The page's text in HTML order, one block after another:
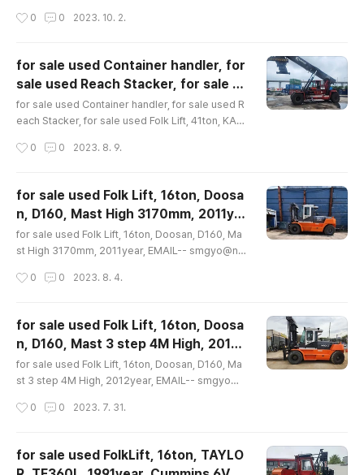
el--ROTO4521KSC, good work condi
tion, smgyo@naver.com, 중고 하이랜
del--ROTO4521KSC, good work condition, smg
터, 2003년식, 상태양호, 문의 02-2677-5544, 대가중
장비플랜트, Folk Lift, for sale used High Lander, M
ERLO SPA, ROTO45.21KSC, Charge Max, Max c
apacity 4500kg, Weight 14520..
0 0 2023. 10. 2.
for sale used Container handler, for
sale used Reach Stacker, for sale u
sed Folk Lift, 41ton, KALMAR, MODE
L-DC4160RS5, 1996year, Good, EMA
IL-- smgyo@naver.com, 중고 컨테이너
for sale used Container handler, for sale used R
each Stacker, for sale used Folk Lift, 41ton, KAL
AIL-- smgyo@naver.com, 중고 컨테이너 핸들러 매매
차작업중량41톤, 장비자중60톤, 1996년식, 상태양호, 문
의 02-2677-5544, 대가중장비플랜트, for sale used
Container handler, for sale used Reach Stacker,
for sale used Folk Lift, 41ton, KALM..
0 0 2023. 8. 9.
for sale used Folk Lift, 16ton, Doosa
n, D160, Mast High 3170mm, 2011ye
ar, EMAIL-- smgyo@naver.com, 중고
지게차매매문의수출문의, 중고지게차16톤-1
5톤급이상지게차매매수출문의, 16톤, 두산,
for sale used Folk Lift, 16ton, Doosan, D160, Ma
st High 3170mm, 2011year, EMAIL-- smgyo@na
톤-15톤급이상지게차매매수출문의, 16톤, 두산, D160,
n, Doosan, D160, Mast High 3170mm, 2011year,
EMAIL-- smgyo@naver.com, 중고지게차매매문의수
출문의, 중고지게차16톤-15톤급이상지게차매매수출문
의, 16톤, 두산, D160, 높이3170mm, 2011년식, 상태양
0 0 2023. 8. 4.
for sale used Folk Lift, 16ton, Doosa
n, D160, Mast 3 step 4M High, 2012y
ear, EMAIL-- smgyo@naver.com, 중
고지게차매매문의수출문의, 중고지게차16
톤-15톤급이상지게차매매수출문의, 16톤, 두
for sale used Folk Lift, 16ton, Doosan, D160, Ma
st 3 step 4M High, 2012year, EMAIL-- smgyo@n
톤-15톤급이상지게차매매수출문의, 16톤, 두산, D160, 3
16ton, Doosan, D160, Mast 3 step 4M High, 201
0 0 2023. 7. 31.
for sale used FolkLift, 16ton, TAYLO